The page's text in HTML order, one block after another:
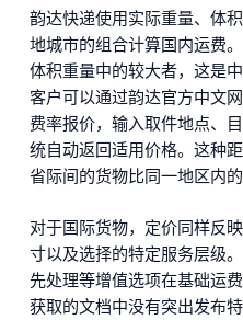
韵达快递使用实际重量、体
地城市的组合计算国内运费
体积重量中的较大者，这是
客户可以通过韵达官方中文
费率报价，输入取件地点、
统自动返回适用价格。这种
省际间的货物比同一地区内
对于国际货物，定价同样反
寸以及选择的特定服务层级
先处理等增值选项在基础运
获取的文档中没有突出发布